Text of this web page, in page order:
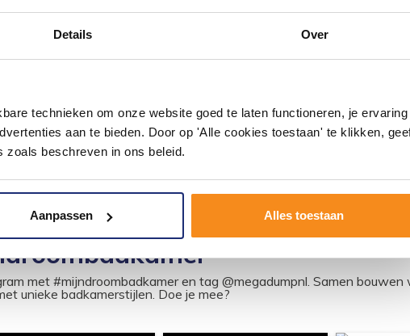
Details Over
technieken om onze website goed te laten functioneren, je ervaring
aan te bieden. Door op 'Alle cookies toestaan' te klikken,
zoals beschreven in ons beleid.
Aanpassen Alles toestaan
Pluto Wastafelmengkraan Laag
badkamer dankzij het ...
met #mijndroombadkamer en tag @megadumpnl. Samen bouwen
unieke badkamerstijlen. Doe je mee?